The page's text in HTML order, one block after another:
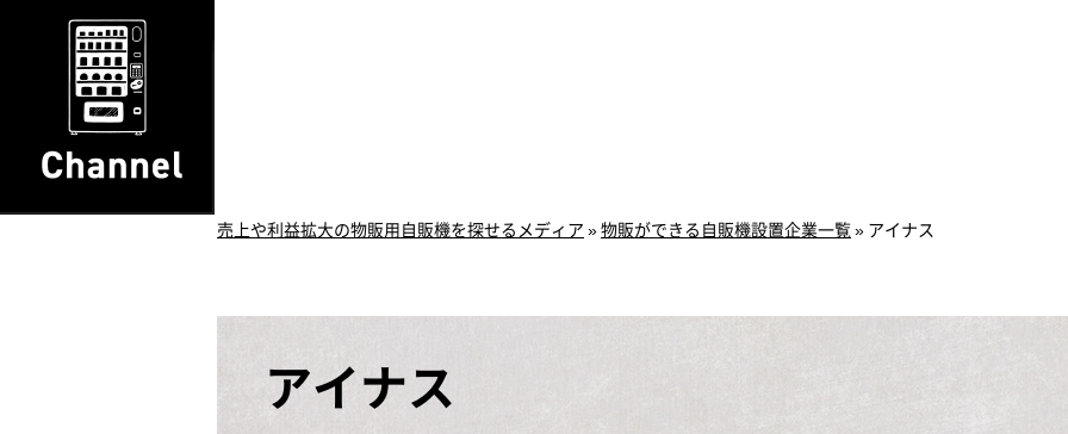
売上や利益拡大の物販用自販機を探せるメディア »物販ができる自販機設置企業一覧» アイナス
アイナス